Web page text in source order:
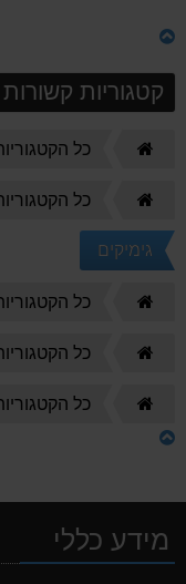
קטגוריות קשורות
כל
כל
גימיקים
כל
כל
כל
מידע כללי